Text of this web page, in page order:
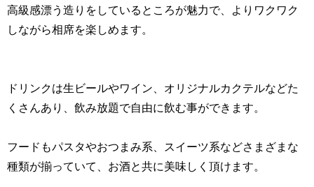
高級感漂う造りをしているところが魅力で、よりワクワク
しながら相席を楽しめます。
ドリンクは生ビールやワイン、オリジナルカクテルなどた
くさんあり、飲み放題で自由に飲む事ができます。
フードもパスタやおつまみ系、スイーツ系などさまざまな
種類が揃っていて、お酒と共に美味しく頂けます。